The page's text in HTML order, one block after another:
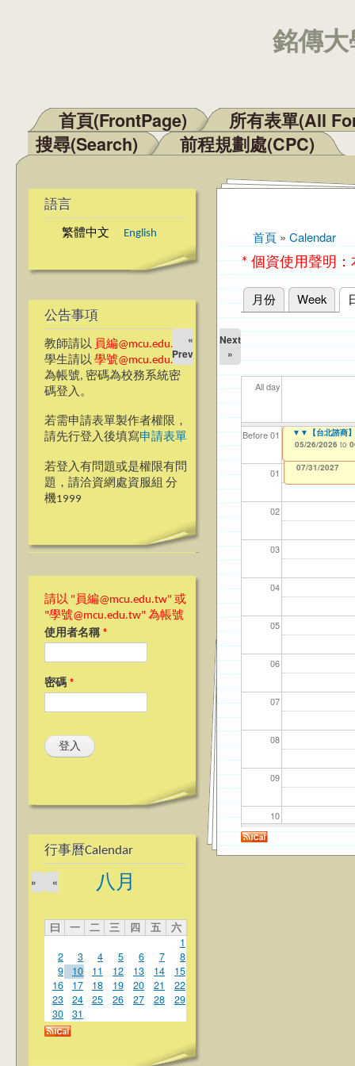
銘傳
主選單
首頁(FrontPage)
所有表單(All
搜尋(Search)
前程規劃處(CPC)
語言
繁體中文 English
公告事項
教師請以 員編@mcu.edu.tw
學生請以 學號@mcu.edu.tw
為帳號, 密碼為校務系統密
碼登入。
若需申請表單製作者權限，
請先行登入後填寫申請表單
若登入有問題或是權限有問
題，請洽資網處資服組 分
機1999
請以 "員編@mcu.edu.tw" 或
"學號@mcu.edu.tw" 為帳號
使用者名稱 *
密碼 *
行事曆Calendar
八月
«
»
曰 一 二 三 四 五
六
1
2
3 4 5 6 7
8
9
10 11 12 13 14
15
16
17 18 19 20 21
22
23
24 25 26 27 28
29
30
31
您在這裡
首頁 » Calendar
* 個資使用聲明
主要索引標籤
月份 Week
«
Prev
Next
»
All day
Before 01
01
02
03
04
05
06
07
08
09
10
11
【資網處】
整合系統～表單
12/31/2027
【財務處】工讀
11/12/2021 to
【財務處】漏打
錄
07/31/2027
114
04/
114
02/
114
03/
【學
07/
教務
11/
商品
11/
【教學暨學習資
05/18/2026 to
【銘傳
05/24/2026 to
▼▼【台北諮商
05/26/2026 to